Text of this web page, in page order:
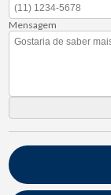
Mensagem